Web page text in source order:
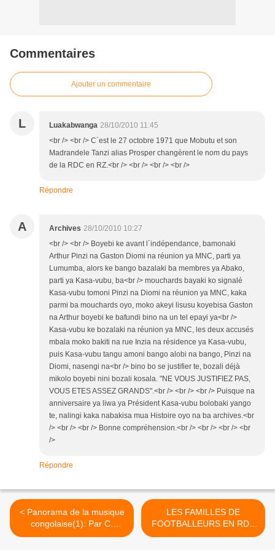
Commentaires
Ajouter un commentaire
L Luakabwanga 28/10/2010 11:45
<br /> <br /> C´est le 27 octobre 1971 que Mobutu et son
Madrandele Tanzi alias Prosper changèrent le nom du pays
de la RDC en RZ.<br /> <br /> <br /> <br />
Répondre
A Archives 28/10/2010 10:27
<br /> <br /> Boyebi ke avant l´indépendance, bamonaki
Arthur Pinzi na Gaston Diomi na réunion ya MNC, parti ya
Lumumba, alors ke bango bazalaki ba membres ya Abako,
parti ya Kasa-vubu, ba<br /> mouchards bayaki ko signalé
Kasa-vubu tomoni Pinzi na Diomi na réunion ya MNC, kaka
parmi ba mouchards oyo, moko akeyi lisusu koyebisa Gaston
na Arthur boyebi ke bafundi bino na un tel epayi ya<br />
Kasa-vubu ke bozalaki na réunion ya MNC, les deux accusés
mbala moko bakiti na rue Inzia na résidence ya Kasa-vubu,
puis Kasa-vubu tangu amoni bango alobi na bango, Pinzi na
Diomi, nasengi na<br /> bino bo se justifier te, bozali déjà
mikolo boyebi nini bozali kosala. "NE VOUS JUSTIFIEZ PAS,
VOUS ETES ASSEZ GRANDS".<br /> <br /> <br /> Puisque na
anniversaire ya liwa ya Président Kasa-vubu bolobaki yango
te, nalingi kaka nabakisa mua Histoire oyo na ba archives.<br
/> <br /> <br /> Bonne compréhension.<br /> <br /> <br /> <br
/>
Répondre
< Panorama de la musique
congolaise(1): Par C.
Ossinonde
LES FAMILLES DE
FOOTBALLEURS EN RDC
>